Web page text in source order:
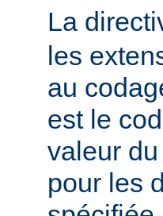
La
les
au
est le
valeur
pour les